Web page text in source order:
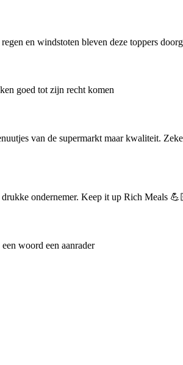
en windstoten bleven deze toppers
goed tot zijn recht komen
van de supermarkt maar kwaliteit.
ondernemer. Keep it up Rich Meals
woord een aanrader